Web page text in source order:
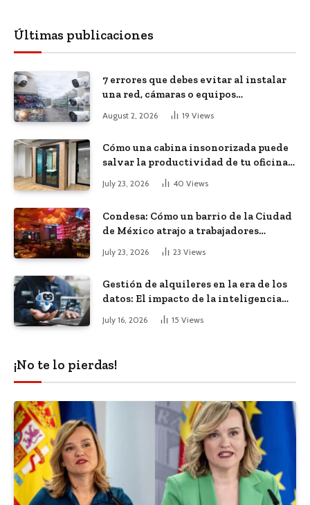
Últimas publicaciones
7 errores que debes evitar al instalar
una red, cámaras o equipos
tecnológicos en una empresa
August 2, 2026 19 Views
Cómo una cabina insonorizada puede
salvar la productividad de tu oficina
July 23, 2026 40 Views
Condesa: Cómo un barrio de la Ciudad
de México atrajo a trabajadores
remotos de todo el mundo
July 23, 2026 23 Views
Gestión de alquileres en la era de los
datos: El impacto de la inteligencia
July 16, 2026 15 Views
¡No te lo pierdas!